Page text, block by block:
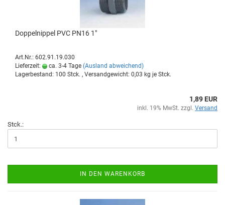
Dop­pel­nip­pel PVC PN16 1"
Art.Nr.: 602.91.19.030
Lieferzeit:
ca. 3-4 Tage (Ausland abweichend)
Lagerbestand: 100 Stck. , Versandgewicht: 0,03 kg je Stck.
1,89 EUR
inkl. 19% MwSt. zzgl. Versand
Stck.:
IN DEN WARENKORB